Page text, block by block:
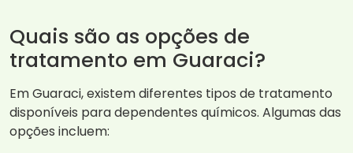
Quais são as opções de
tratamento em Guaraci?
Em Guaraci, existem diferentes tipos de tratamento
disponíveis para dependentes químicos. Algumas das
opções incluem: